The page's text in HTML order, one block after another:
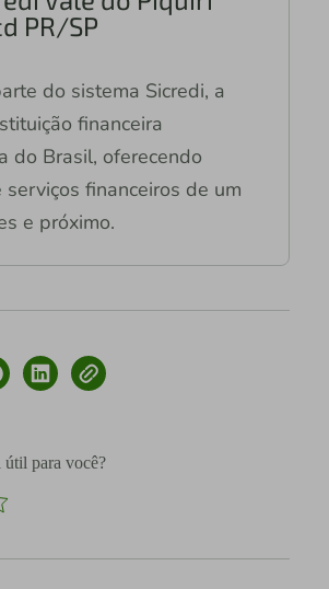
PR/SP
do sistema Sicredi, a
financeira
do Brasil, oferecendo
financeiros de um
e próximo.
útil para você?